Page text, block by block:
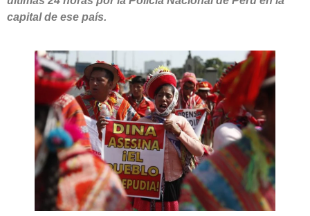
capital de ese país.